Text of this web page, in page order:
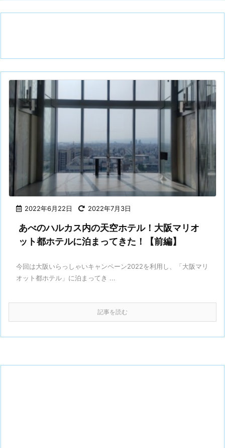
2022年6月22日 2022年7月3日
あべのハルカス内の天空ホテル！大阪マリオ
ット都ホテルに泊まってきた！【前編】
今回は大阪いらっしゃいキャンペーン2022を利用し、「大阪マリ
オット都ホテル」に泊まってき ...
記事を読む